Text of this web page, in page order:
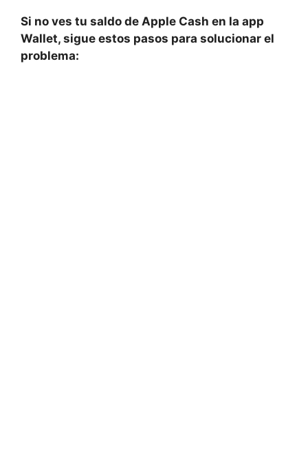
Si no‌ ves tu saldo de Apple ​Cash en la app
Wallet, sigue estos pasos para solucionar el ​
problema: